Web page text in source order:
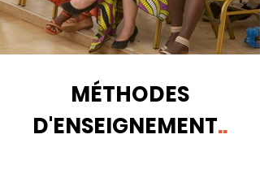
MÉTHODES
D'ENSEIGNEMENT..